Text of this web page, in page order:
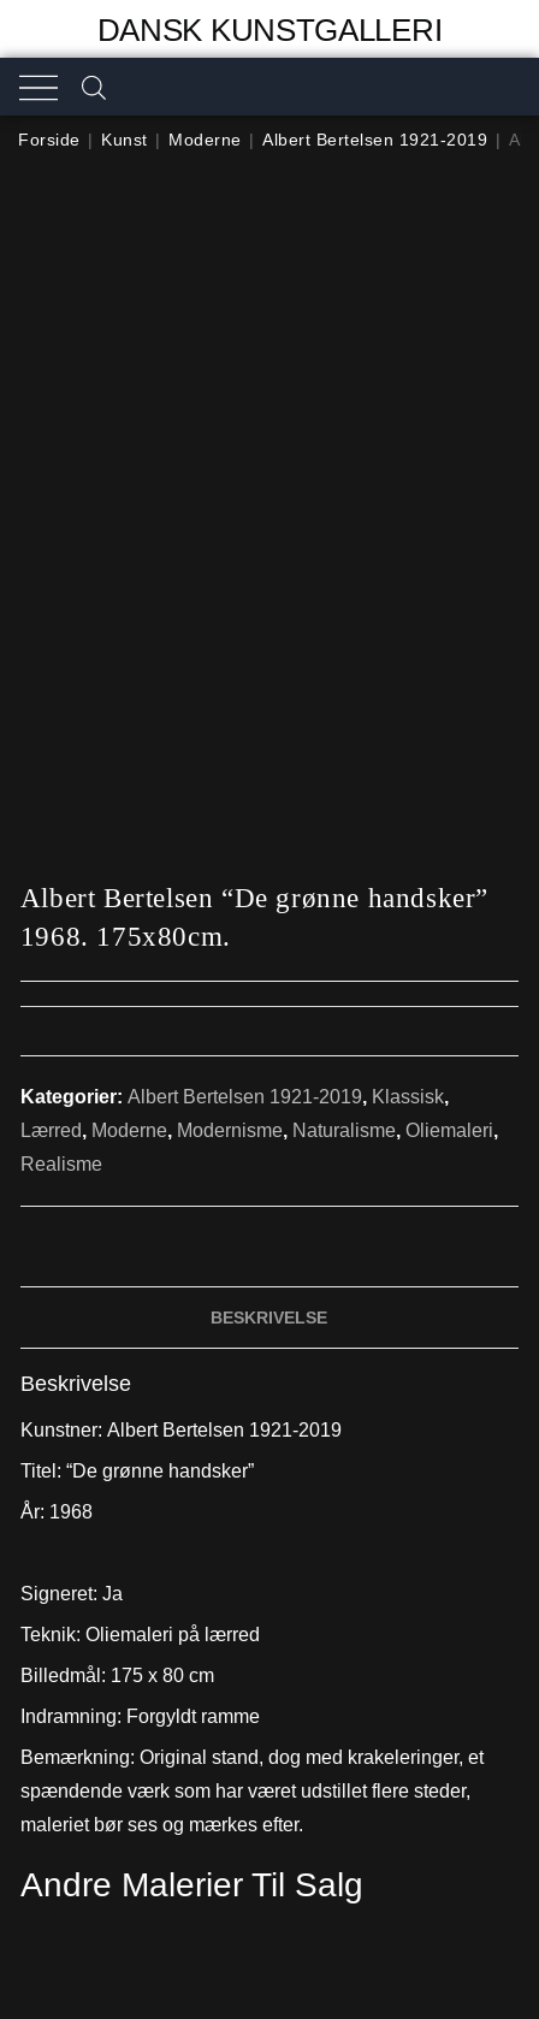
DANSK KUNSTGALLERI
Forside | Kunst | Moderne | Albert Bertelsen 1921-2019 |
Albert Bertelsen “De grønne handsker”
1968. 175x80cm.
Kategorier: Albert Bertelsen 1921-2019, Klassisk,
Lærred, Moderne, Modernisme, Naturalisme, Oliemaleri,
Realisme
BESKRIVELSE
Beskrivelse
Kunstner: Albert Bertelsen 1921-2019
Titel: “De grønne handsker”
År: 1968
Signeret: Ja
Teknik: Oliemaleri på lærred
Billedmål: 175 x 80 cm
Indramning: Forgyldt ramme
Bemærkning: Original stand, dog med krakeleringer, et
spændende værk som har været udstillet flere steder,
maleriet bør ses og mærkes efter.
Andre Malerier Til Salg